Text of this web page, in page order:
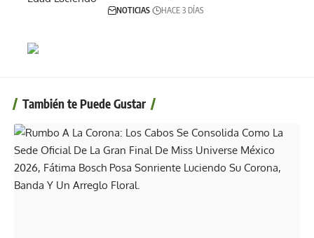
NOTICIAS HACE 3 DÍAS
También te Puede Gustar